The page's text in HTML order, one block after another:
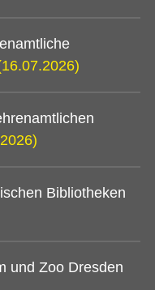
Bibliotheken
und Zoo Dresden